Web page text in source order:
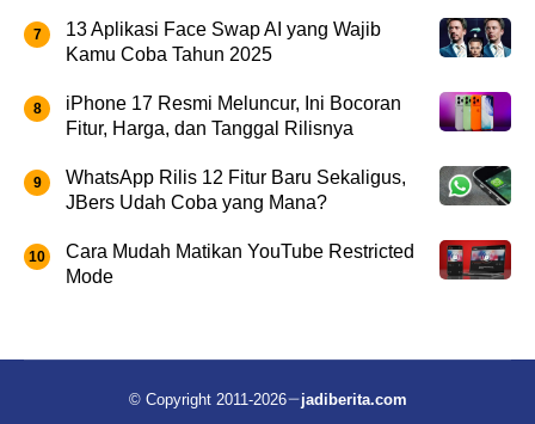
13 Aplikasi Face Swap AI yang Wajib
Kamu Coba Tahun 2025
iPhone 17 Resmi Meluncur, Ini Bocoran
Fitur, Harga, dan Tanggal Rilisnya
WhatsApp Rilis 12 Fitur Baru Sekaligus,
JBers Udah Coba yang Mana?
Cara Mudah Matikan YouTube Restricted
Mode
© Copyright 2011-2026 jadiberita.com